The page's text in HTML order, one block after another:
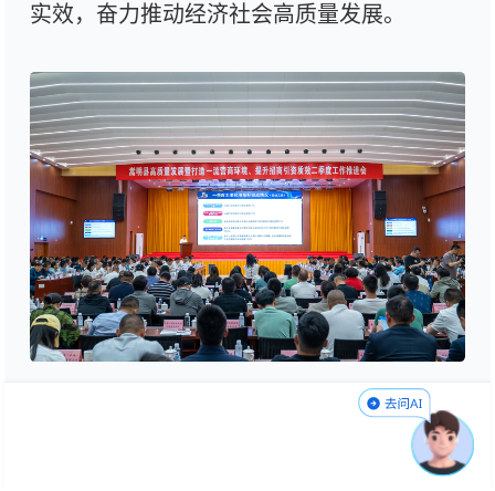
实效，奋力推动经济社会高质量发展。
现场，嵩明县发布了《嵩明县2025年招
商引资项目投资机会清单（2.0版）》，较